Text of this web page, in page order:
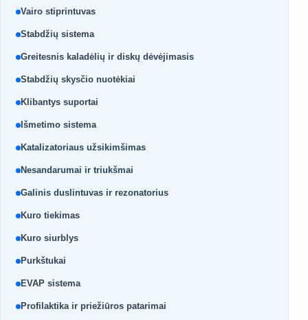
Vairo stiprintuvas
Stabdžių sistema
Greitesnis kaladėlių ir diskų dėvėjimasis
Stabdžių skysčio nuotėkiai
Klibantys suportai
Išmetimo sistema
Katalizatoriaus užsikimšimas
Nesandarumai ir triukšmai
Galinis duslintuvas ir rezonatorius
Kuro tiekimas
Kuro siurblys
Purkštukai
EVAP sistema
Profilaktika ir priežiūros patarimai